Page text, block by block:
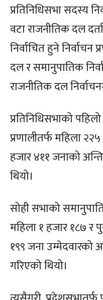
प्रतिनिधिसभा सदस्य
वटा राजनीतिक दल
निर्वाचित हुने निर्वाचन
दल र समानुपातिक
राजनीतिक दल
प्रतिनिधिसभाको
प्रणालीतर्फ महिला
हजार ४११ जनाको
थियो।
सोही सभाको
महिला १ हजार १८७ र
१९९ जना उम्मेदवारको
गरिएको थियो।